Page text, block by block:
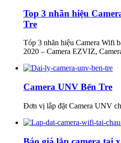
Top 3 nhãn hiệu
Tre
Tóp 3 nhãn hiệu Camera Wifi
2020 – Camera EZVIZ,
Camera UNV Bến Tre
Đơn vị lắp đặt Camera UNV